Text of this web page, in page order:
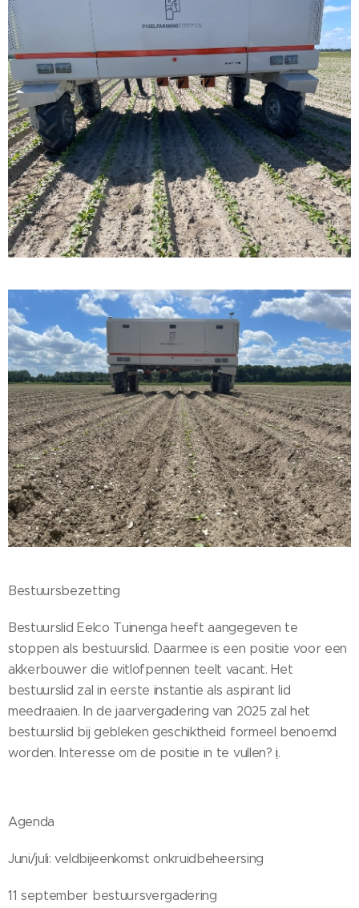
Bestuursbezetting
Bestuurslid Eelco Tuinenga heeft aangegeven te
stoppen als bestuurslid. Daarmee is een positie voor een
akkerbouwer die witlofpennen teelt vacant. Het
bestuurslid zal in eerste instantie als aspirant lid
meedraaien. In de jaarvergadering van 2025 zal het
bestuurslid bij gebleken geschiktheid formeel benoemd
worden. Interesse om de positie in te vullen?i.
Agenda
Juni/juli: veldbijeenkomst onkruidbeheersing
11 september bestuursvergadering